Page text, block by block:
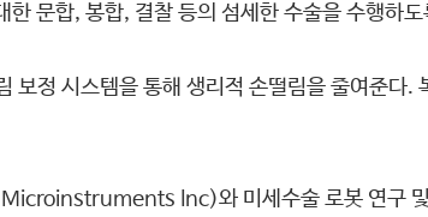
문합, 봉합, 결찰 등의 섬세한 수술을 수행하도
정 시스템을 통해 생리적 손떨림을 줄여준다.
Inc)와 미세수술 로봇 연구